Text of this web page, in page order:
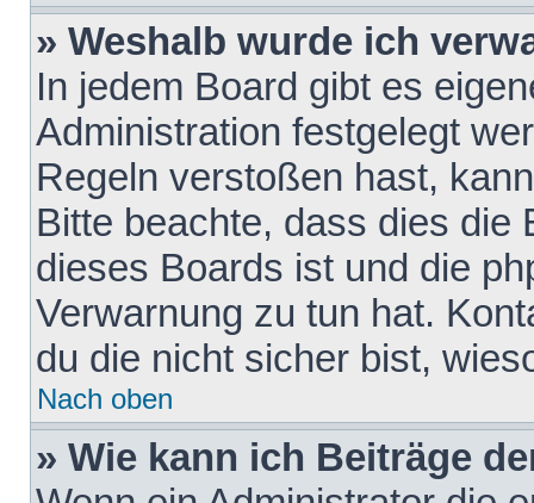
» Weshalb wurde ich
In jedem Board gibt es
Administration festgelegt
Regeln verstoßen hast,
Bitte beachte, dass dies die
dieses Boards ist und die
Verwarnung zu tun hat.
du die nicht sicher bist,
Nach oben
» Wie kann ich Beiträge